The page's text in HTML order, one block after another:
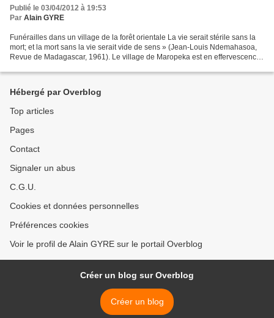
Publié le 03/04/2012 à 19:53
Par Alain GYRE
Funérailles dans un village de la forêt orientale La vie serait stérile sans la
mort; et la mort sans la vie serait vide de sens » (Jean-Louis Ndemahasoa,
Revue de Madagascar, 1961). Le village de Maropeka est en effervescence.
Hébergé par Overblog
Top articles
Pages
Contact
Signaler un abus
C.G.U.
Cookies et données personnelles
Préférences cookies
Voir le profil de Alain GYRE sur le portail Overblog
Créer un blog sur Overblog
Créer un blog